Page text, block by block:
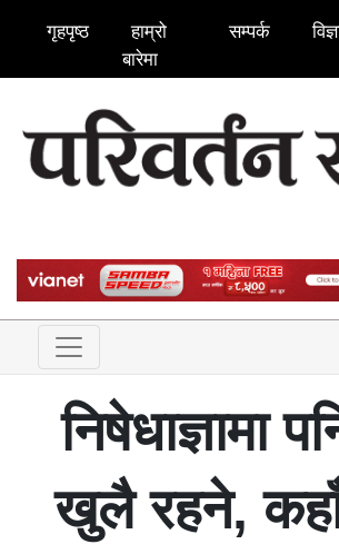
गृहपृष्ठ
हाम्रो
बारेमा
सम्पर्क
निषेधाज्ञामा
खुलै रहने,